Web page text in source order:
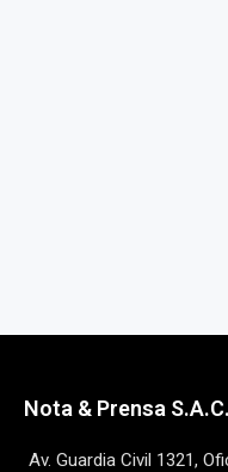
Nota & Prensa S.A.C.
Av. Guardia Civil 1321,